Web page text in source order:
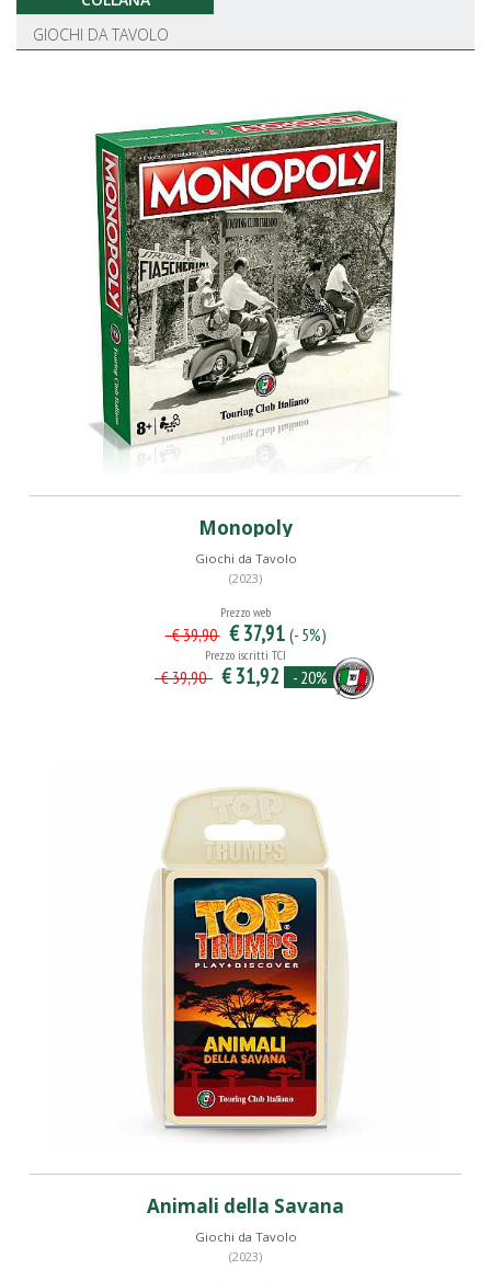
GIOCHI DA TAVOLO
Monopoly
Giochi da Tavolo
(2023)
Prezzo web
€ 39,90 € 37,91 (- 5%)
Prezzo iscritti TCI
€ 39,90 € 31,92 - 20%
Animali della Savana
Giochi da Tavolo
(2023)